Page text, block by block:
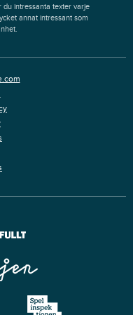
du intressanta texter varje
annat intressant som